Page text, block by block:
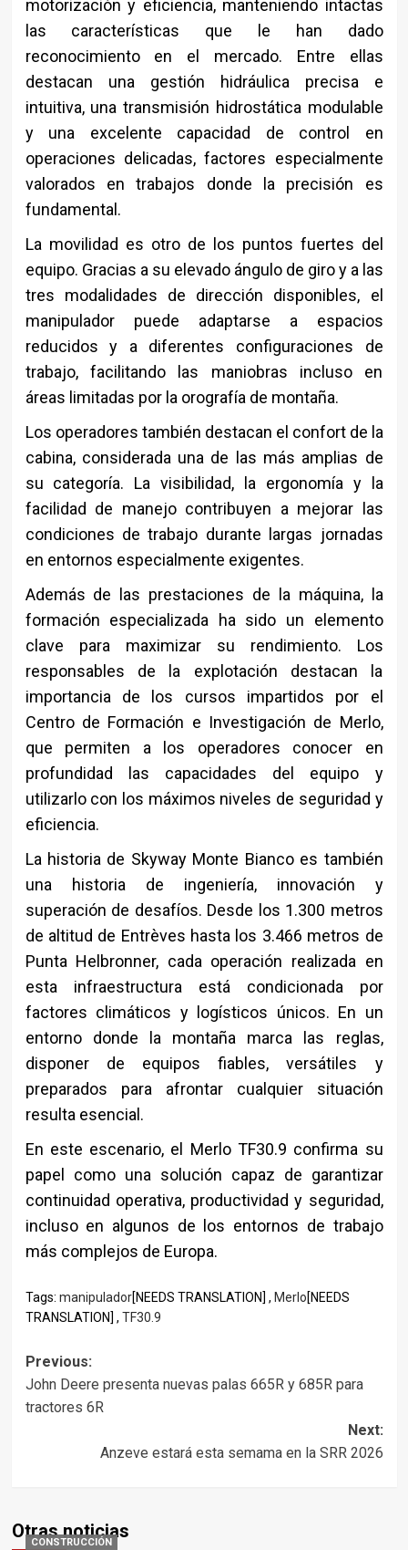
motorización y eficiencia, manteniendo intactas
las características que le han dado
reconocimiento en el mercado. Entre ellas
destacan una gestión hidráulica precisa e
intuitiva, una transmisión hidrostática modulable
y una excelente capacidad de control en
operaciones delicadas, factores especialmente
valorados en trabajos donde la precisión es
fundamental.
La movilidad es otro de los puntos fuertes del
equipo. Gracias a su elevado ángulo de giro y a las
tres modalidades de dirección disponibles, el
manipulador puede adaptarse a espacios
reducidos y a diferentes configuraciones de
trabajo, facilitando las maniobras incluso en
áreas limitadas por la orografía de montaña.
Los operadores también destacan el confort de la
cabina, considerada una de las más amplias de
su categoría. La visibilidad, la ergonomía y la
facilidad de manejo contribuyen a mejorar las
condiciones de trabajo durante largas jornadas
en entornos especialmente exigentes.
Además de las prestaciones de la máquina, la
formación especializada ha sido un elemento
clave para maximizar su rendimiento. Los
responsables de la explotación destacan la
importancia de los cursos impartidos por el
Centro de Formación e Investigación de Merlo,
que permiten a los operadores conocer en
profundidad las capacidades del equipo y
utilizarlo con los máximos niveles de seguridad y
eficiencia.
La historia de Skyway Monte Bianco es también
una historia de ingeniería, innovación y
superación de desafíos. Desde los 1.300 metros
de altitud de Entrèves hasta los 3.466 metros de
Punta Helbronner, cada operación realizada en
esta infraestructura está condicionada por
factores climáticos y logísticos únicos. En un
entorno donde la montaña marca las reglas,
disponer de equipos fiables, versátiles y
preparados para afrontar cualquier situación
resulta esencial.
En este escenario, el Merlo TF30.9 confirma su
papel como una solución capaz de garantizar
continuidad operativa, productividad y seguridad,
incluso en algunos de los entornos de trabajo
más complejos de Europa.
Tags: manipulador[NEEDS TRANSLATION] , Merlo[NEEDS
TRANSLATION] , TF30.9
Post
navigation
Previous:
John Deere presenta nuevas palas 665R y 685R para
tractores 6R
Next:
Anzeve estará esta semama en la SRR 2026
Otras noticias
CONSTRUCCIÓN